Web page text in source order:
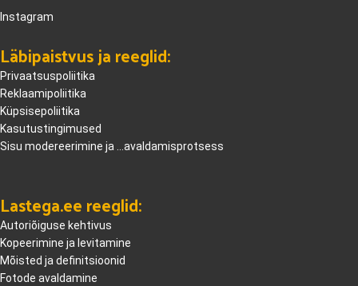
Instagram
Läbipaistvus ja reeglid:
Privaatsuspoliitika
Reklaamipoliitika
Küpsisepoliitika
Kasutustingimused
Sisu modereerimine ja ...avaldamisprotsess
Lastega.ee reeglid:
Autoriõiguse kehtivus
Kopeerimine ja levitamine
Mõisted ja definitsioonid
Fotode avaldamine